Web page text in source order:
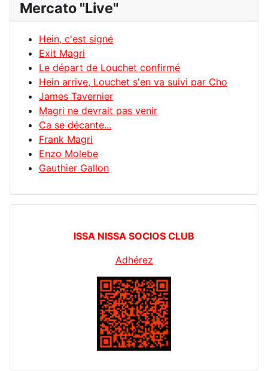
Mercato "Live"
Hein, c'est signé
Exit Magri
Le départ de Louchet confirmé
Hein arrive, Louchet s'en va suivi par Cho
James Tavernier
Magri ne devrait pas venir
Ca se décante...
Frank Magri
Enzo Molebe
Gauthier Gallon
ISSA NISSA SOCIOS CLUB
Adhérez